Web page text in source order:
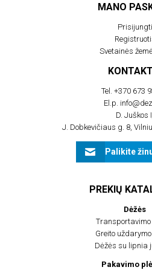
MANO
Prisijungti
Svetainės
Tel.+370 673
El.p.
D. Juškos
J. Dobkevičiaus g. 8,
Palikite
PREKIŲ
Dėžės
Transportavimo
Greito
Dėžės su lipnia
Pakavimo